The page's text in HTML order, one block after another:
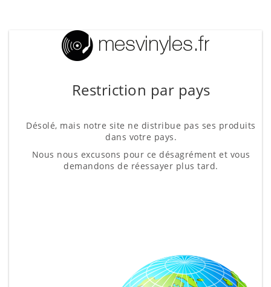
Restriction par pays
Désolé, mais notre site ne distribue pas ses produits
dans votre pays.
Nous nous excusons pour ce désagrément et vous
demandons de réessayer plus tard.